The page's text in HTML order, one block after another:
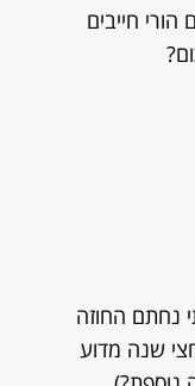
חייבים
נחתם החוזה
שנה מדוע